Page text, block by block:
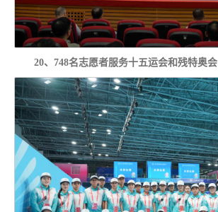
20、748名志愿者服务十五运会和残特奥会